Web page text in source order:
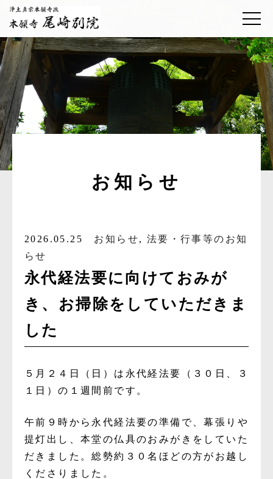
お知らせ
2026.05.25 お知らせ, 法要・行事等のお知
らせ
永代経法要に向けておみが
き、お掃除をしていただきま
した
５月２４日（日）は永代経法要（３０日、３
１日）の１週間前です。
午前９時から永代経法要の準備で、幕張りや
提灯出し、本堂の仏具のおみがきをしていた
だきました。総勢約３０名ほどの方がお越し
くださりました。